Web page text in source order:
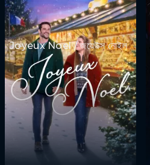
Joyeux Noel / জয়েউক্স নোইল